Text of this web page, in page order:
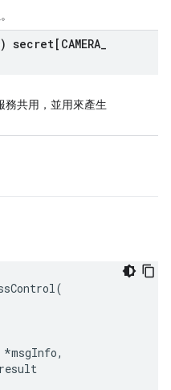
secret[CAMERA
務共用，並用來產生
(
*msgInfo,
result